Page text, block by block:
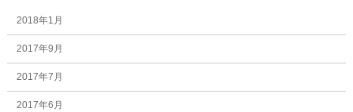
2018年1月
2017年9月
2017年7月
2017年6月